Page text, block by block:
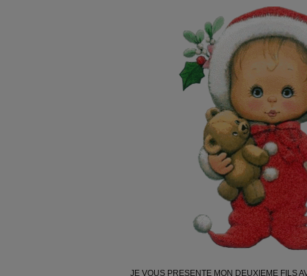
JE VOUS PRESENTE MON DEUXIEME FILS